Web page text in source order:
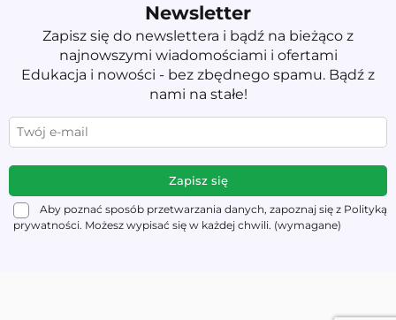
Newsletter
Zapisz się do newslettera i bądź na bieżąco z
najnowszymi wiadomościami i ofertami
Edukacja i nowości - bez zbędnego spamu. Bądź z
nami na stałe!
Aby poznać sposób przetwarzania danych, zapoznaj się z Polityką
prywatności. Możesz wypisać się w każdej chwili. (wymagane)